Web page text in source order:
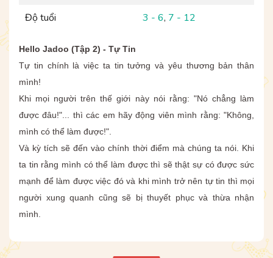
Độ tuổi
3 - 6, 7 - 12
Hello Jadoo (Tập 2) - Tự Tin
Tự tin chính là việc ta tin tưởng và yêu thương bản thân
mình!
Khi mọi người trên thế giới này nói rằng: "Nó chẳng làm
được đâu!"... thì các em hãy động viên mình rằng: "Không,
mình có thể làm được!".
Và kỳ tích sẽ đến vào chính thời điểm mà chúng ta nói. Khi
ta tin rằng mình có thể làm được thì sẽ thật sự có được sức
mạnh để làm được việc đó và khi mình trở nên tự tin thì mọi
người xung quanh cũng sẽ bị thuyết phục và thừa nhận
mình.